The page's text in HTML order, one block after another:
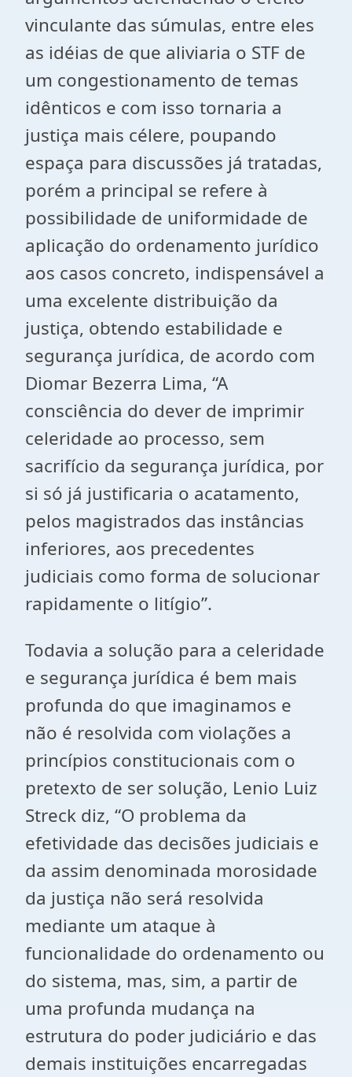
vinculante das súmulas, entre eles
as idéias de que aliviaria o STF de
um congestionamento de temas
idênticos e com isso tornaria a
justiça mais célere, poupando
espaça para discussões já tratadas,
porém a principal se refere à
possibilidade de uniformidade de
aplicação do ordenamento jurídico
aos casos concreto, indispensável a
uma excelente distribuição da
justiça, obtendo estabilidade e
segurança jurídica, de acordo com
Diomar Bezerra Lima, “A
consciência do dever de imprimir
celeridade ao processo, sem
sacrifício da segurança jurídica, por
si só já justificaria o acatamento,
pelos magistrados das instâncias
inferiores, aos precedentes
judiciais como forma de solucionar
rapidamente o litígio”.
Todavia a solução para a celeridade
e segurança jurídica é bem mais
profunda do que imaginamos e
não é resolvida com violações a
princípios constitucionais com o
pretexto de ser solução, Lenio Luiz
Streck diz, “O problema da
efetividade das decisões judiciais e
da assim denominada morosidade
da justiça não será resolvida
mediante um ataque à
funcionalidade do ordenamento ou
do sistema, mas, sim, a partir de
uma profunda mudança na
estrutura do poder judiciário e das
demais instituições encarregadas